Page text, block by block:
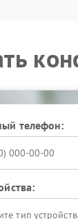
телефон:
тип